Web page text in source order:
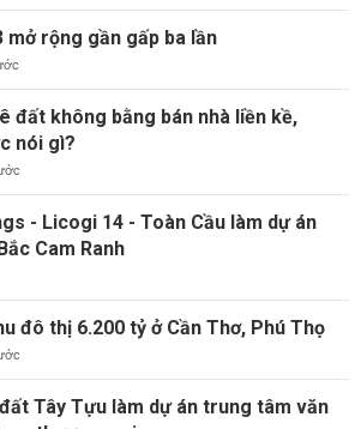
mở rộng gần gấp ba lần
đất không bằng bán nhà liền kề,
nói gì?
- Licogi 14 - Toàn Cầu làm dự án
Cam Ranh
đô thị 6.200 tỷ ở Cần Thơ, Phú Thọ
Tây Tựu làm dự án trung tâm văn